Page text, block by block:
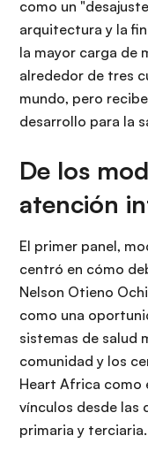
como un
arquitectura y la
la mayor carga de
alrededor de tres
mundo, pero
desarrollo para la
De los
atención
El primer panel,
centró en cómo
Nelson Otieno
como una
sistemas de salud
comunidad y los
Heart Africa como
vínculos desde las
primaria y terciaria.